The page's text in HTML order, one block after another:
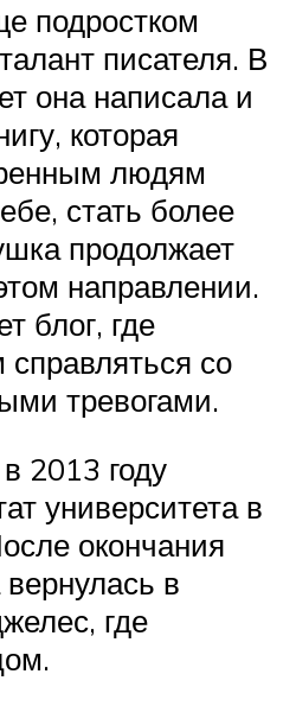
подростком
писателя. В
она написала и
которая
людям
стать более
продолжает
направлении.
блог, где
со
тревогами.
2013 году
университета в
окончания
в
где